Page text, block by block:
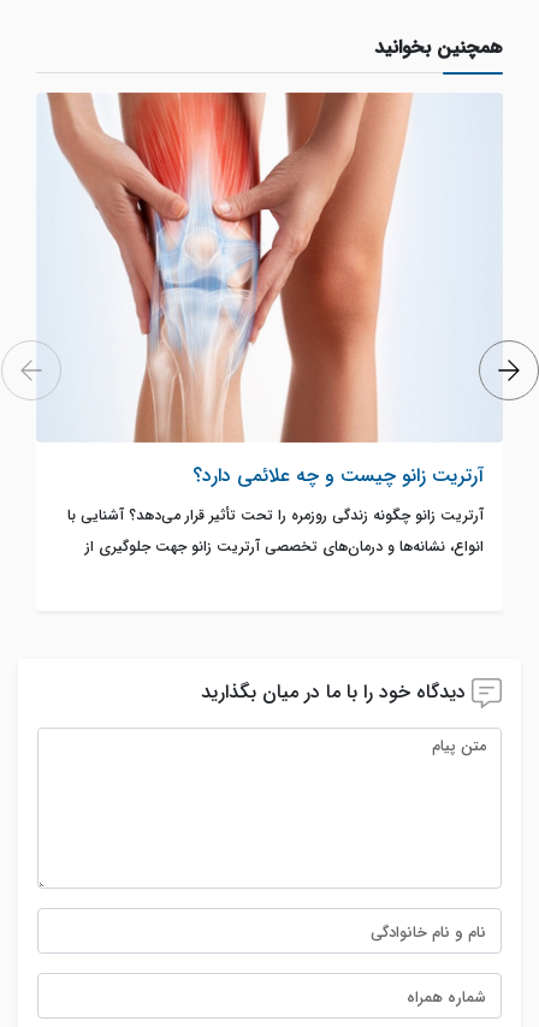
همچنین بخوانید
آرتریت زانو چیست و چه علائمی دارد؟
آرتریت زانو چگونه زندگی روزمره را تحت تأثیر قرار می‌دهد؟ آشنایی با
انواع، نشانه‌ها و درمان‌های تخصصی آرتریت زانو جهت جلوگیری از
دیدگاه خود را با ما در میان بگذارید